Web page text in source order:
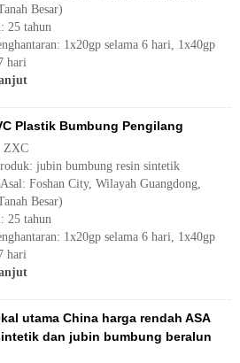
Besar)
25 tahun
1x20gp selama 6 hari, 1x40gp
hari
Plastik Bumbung Pengilang
ZXC
jubin bumbung resin sintetik
Foshan City, Wilayah Guangdong,
Besar)
25 tahun
1x20gp selama 6 hari, 1x40gp
hari
utama China harga rendah ASA
dan jubin bumbung beralun